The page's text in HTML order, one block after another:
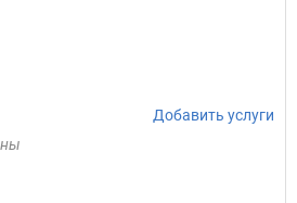
Добавить услуги